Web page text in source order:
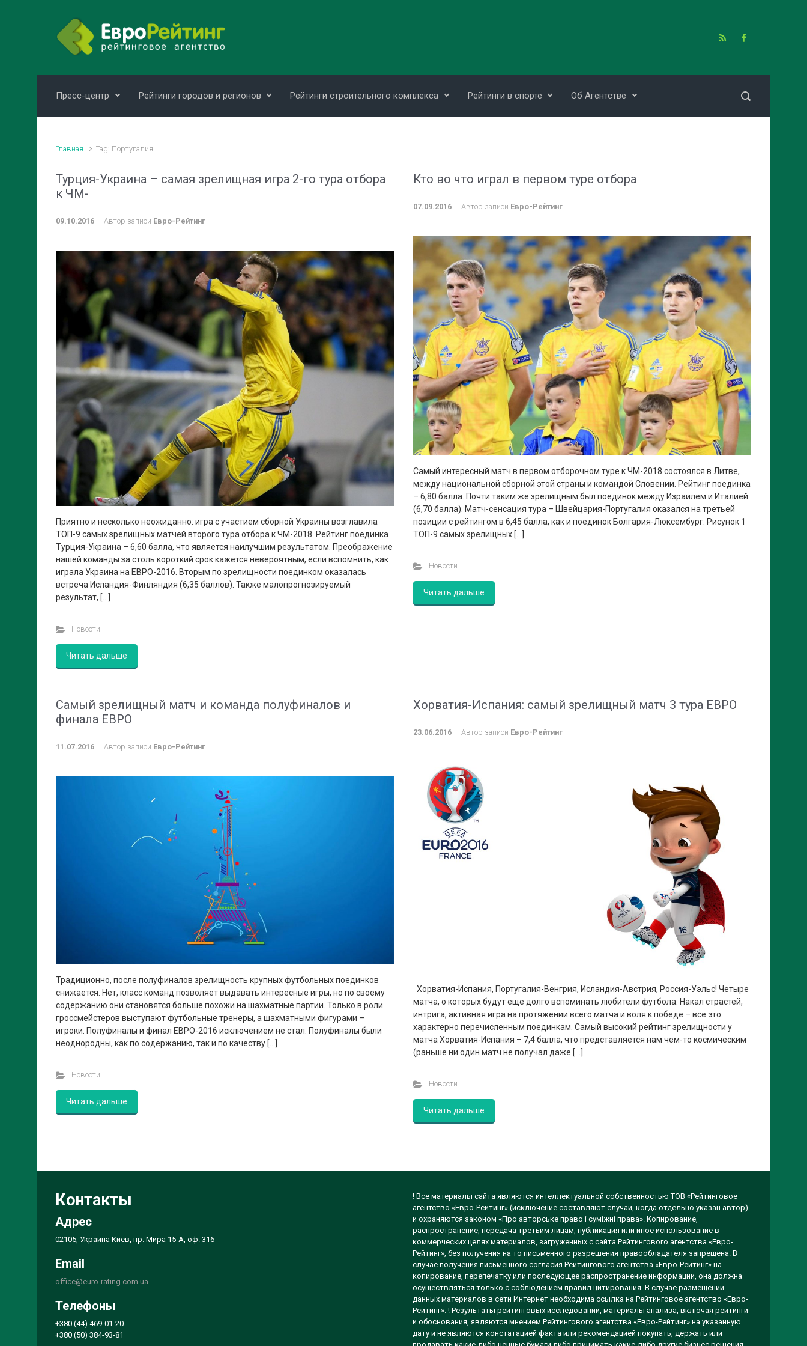
Пресс-центр Рейтинги городов и регионов Рейтинги строительного комплекса Рейтинги в спорте Об Агентстве
Главная Tag: Португалия
Турция-Украина – самая зрелищная игра 2-го тура отбора
к ЧМ-
09.10.2016 Автор записи Евро-Рейтинг
Приятно и несколько неожиданно: игра с участием сборной Украины возглавила
ТОП-9 самых зрелищных матчей второго тура отбора к ЧМ-2018. Рейтинг поединка
Турция-Украина – 6,60 балла, что является наилучшим результатом. Преображение
нашей команды за столь короткий срок кажется невероятным, если вспомнить, как
играла Украина на ЕВРО-2016. Вторым по зрелищности поединком оказалась
встреча Исландия-Финляндия (6,35 баллов). Также малопрогнозируемый
результат, […]
Новости
Читать дальше
Кто во что играл в первом туре отбора
07.09.2016 Автор записи Евро-Рейтинг
Самый интересный матч в первом отборочном туре к ЧМ-2018 состоялся в Литве,
между национальной сборной этой страны и командой Словении. Рейтинг поединка
– 6,80 балла. Почти таким же зрелищным был поединок между Израилем и Италией
(6,70 балла). Матч-сенсация тура – Швейцария-Португалия оказался на третьей
позиции с рейтингом в 6,45 балла, как и поединок Болгария-Люксембург. Рисунок 1
ТОП-9 самых зрелищных […]
Новости
Читать дальше
Самый зрелищный матч и команда полуфиналов и
финала ЕВРО
11.07.2016 Автор записи Евро-Рейтинг
Традиционно, после полуфиналов зрелищность крупных футбольных поединков
снижается. Нет, класс команд позволяет выдавать интересные игры, но по своему
содержанию они становятся больше похожи на шахматные партии. Только в роли
гроссмейстеров выступают футбольные тренеры, а шахматными фигурами –
игроки. Полуфиналы и финал ЕВРО-2016 исключением не стал. Полуфиналы были
неоднородны, как по содержанию, так и по качеству […]
Новости
Читать дальше
Хорватия-Испания: самый зрелищный матч 3 тура ЕВРО
23.06.2016 Автор записи Евро-Рейтинг
Хорватия-Испания, Португалия-Венгрия, Исландия-Австрия, Россия-Уэльс! Четыре
матча, о которых будут еще долго вспоминать любители футбола. Накал страстей,
интрига, активная игра на протяжении всего матча и воля к победе – все это
характерно перечисленным поединкам. Самый высокий рейтинг зрелищности у
матча Хорватия-Испания – 7,4 балла, что представляется нам чем-то космическим
(раньше ни один матч не получал даже […]
Новости
Читать дальше
Контакты
Адрес
02105, Украина Киев, пр. Мира 15-А, оф. 316
Email
office@euro-rating.com.ua
Телефоны
+380 (44) 469-01-20
+380 (50) 384-93-81
! Все материалы сайта являются интеллектуальной собственностью ТОВ «Рейтинговое
агентство «Евро-Рейтинг» (исключение составляют случаи, когда отдельно указан автор)
и охраняются законом «Про авторське право і суміжні права». Копирование,
распространение, передача третьим лицам, публикация или иное использование в
коммерческих целях материалов, загруженных с сайта Рейтингового агентства «Евро-
Рейтинг», без получения на то письменного разрешения правообладателя запрещена. В
случае получения письменного согласия Рейтингового агентства «Евро-Рейтинг» на
копирование, перепечатку или последующее распространение информации, она должна
осуществляться только с соблюдением правил цитирования. В случае размещении
данных материалов в сети Интернет необходима ссылка на Рейтинговое агентство «Евро-
Рейтинг». ! Результаты рейтинговых исследований, материалы анализа, включая рейтинги
и обоснования, являются мнением Рейтингового агентства «Евро-Рейтинг» на указанную
дату и не являются констатацией факта или рекомендацией покупать, держать или